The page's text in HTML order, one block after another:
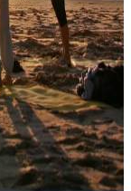
lasciarsi
contesto che invita
può essere....